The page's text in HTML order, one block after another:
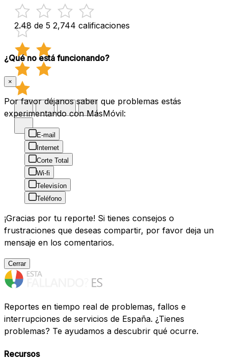
2.48 de 5 2,744 calificaciones
¿Qué no está funcionando?
×
Por favor déjanos saber que problemas estás
experimentando con MásMóvil:
E-mail
Internet
Corte Total
Wi-fi
Televisíon
Teléfono
¡Gracias por tu reporte! Si tienes consejos o
frustraciones que deseas compartir, por favor deja un
mensaje en los comentarios.
Cerrar
Reportes en tiempo real de problemas, fallos e
interrupciones de servicios de España. ¿Tienes
problemas? Te ayudamos a descubrir qué ocurre.
Recursos